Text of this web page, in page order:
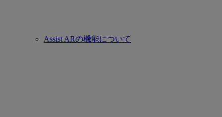
Assist ARの機能について